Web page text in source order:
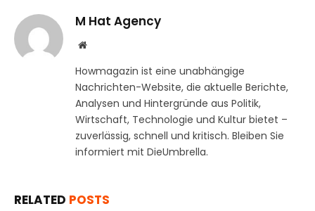
M Hat Agency
Website
Howmagazin ist eine unabhängige
Nachrichten-Website, die aktuelle Berichte,
Analysen und Hintergründe aus Politik,
Wirtschaft, Technologie und Kultur bietet –
zuverlässig, schnell und kritisch. Bleiben Sie
informiert mit DieUmbrella.
RELATED POSTS